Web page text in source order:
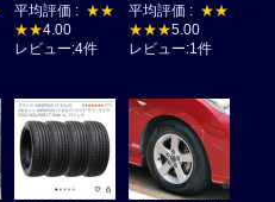
平均評価 : ★★
★★4.00
レビュー:4件
平均評価 : ★★
★★★5.00
レビュー:1件